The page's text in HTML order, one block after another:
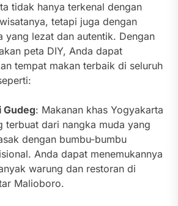
tidak hanya terkenal dengan
tetapi juga dengan
yang lezat dan autentik. Dengan
peta DIY, Anda dapat
tempat makan terbaik di seluruh
Gudeg: Makanan khas Yogyakarta
terbuat dari nangka muda yang
dengan bumbu-bumbu
Anda dapat menemukannya
warung dan restoran di
Malioboro.